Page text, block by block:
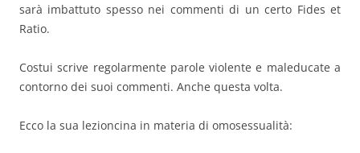
sarà imbattuto spesso nei commenti di un certo Fides et
Ratio.
Costui scrive regolarmente parole violente e maleducate a
contorno dei suoi commenti. Anche questa volta.
Ecco la sua lezioncina in materia di omosessualità: